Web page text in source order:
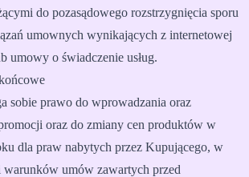
do pozasądowego rozstrzygnięcia sporu
umownych wynikających z internetowej
umowy o świadczenie usług.
sobie prawo do wprowadzania oraz
oraz do zmiany cen produktów w
dla praw nabytych przez Kupującego, w
warunków umów zawartych przed